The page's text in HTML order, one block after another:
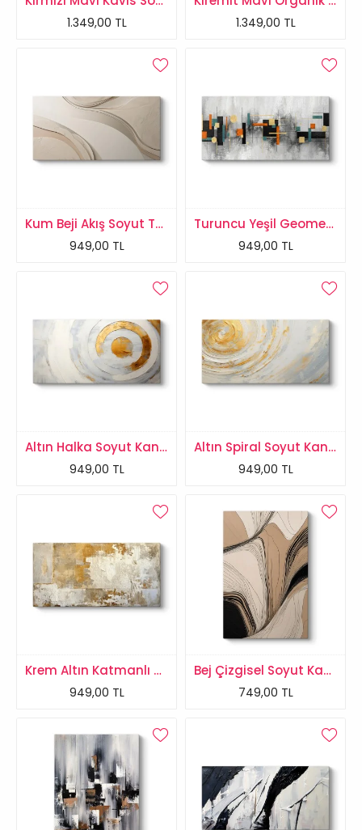
1.349,00 TL 1.349,00 TL
Kum Beji Akış Soyut Tablo
949,00 TL
Turuncu Yeşil Geometrik Tablo
949,00 TL
Altın Halka Soyut Kanvas Tablo
949,00 TL
Altın Spiral Soyut Kanvas Tablo
949,00 TL
Krem Altın Katmanlı Soyut Tablo
949,00 TL
Bej Çizgisel Soyut Kanvas Tablo
749,00 TL